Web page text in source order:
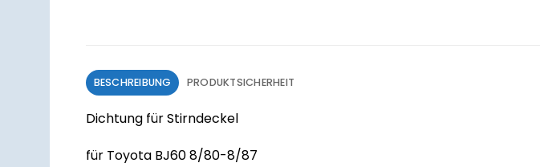
BESCHREIBUNG PRODUKTSICHERHEIT
Dichtung für Stirndeckel
für Toyota BJ60 8/80-8/87